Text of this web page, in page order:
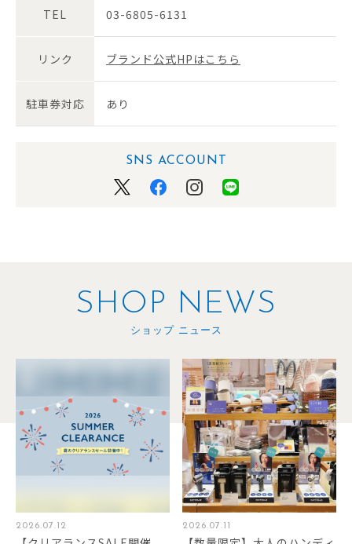
TEL 03-6805-6131
リンク ブランド公式HPはこちら
駐車券対応 あり
SNS ACCOUNT
SHOP NEWS
ショップ ニュース
2026.07.12 2026.07.11